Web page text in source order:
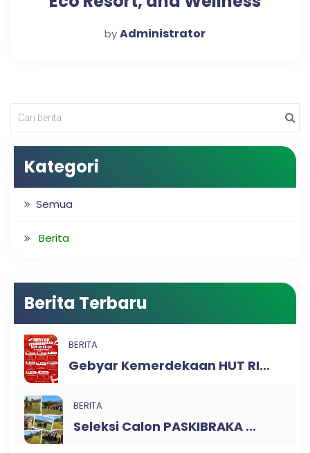
Retreat
byAdministrator
Kategori
Semua
Berita
Berita Terbaru
BERITA
Gebyar Kemerdekaan HUT RI...
BERITA
Seleksi Calon PASKIBRAKA ...